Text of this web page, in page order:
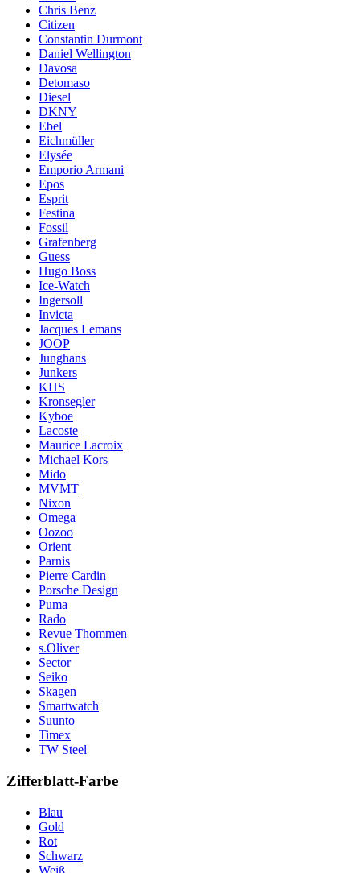
Chris Benz
Citizen
Constantin Durmont
Daniel Wellington
Davosa
Detomaso
Diesel
DKNY
Ebel
Eichmüller
Elysée
Emporio Armani
Epos
Esprit
Festina
Fossil
Grafenberg
Guess
Hugo Boss
Ice-Watch
Ingersoll
Invicta
Jacques Lemans
JOOP
Junghans
Junkers
KHS
Kronsegler
Kyboe
Lacoste
Maurice Lacroix
Michael Kors
Mido
MVMT
Nixon
Omega
Oozoo
Orient
Parnis
Pierre Cardin
Porsche Design
Puma
Rado
Revue Thommen
s.Oliver
Sector
Seiko
Skagen
Smartwatch
Suunto
Timex
TW Steel
Zifferblatt-Farbe
Blau
Gold
Rot
Schwarz
Weiß